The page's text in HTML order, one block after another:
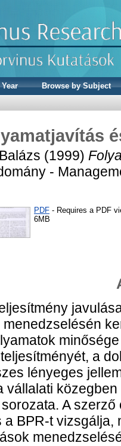
Browse by Subject
(1999)
-
PDF - Requires a PDF
6MB
a
lényeges
vállalati
A
a BPR-t